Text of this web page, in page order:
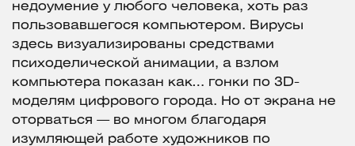
недоумение у любого человека, хоть раз
пользовавшегося компьютером. Вирусы
здесь визуализированы средствами
психоделической анимации, а взлом
компьютера показан как… гонки по 3D-
моделям цифрового города. Но от экрана не
оторваться — во многом благодаря
изумляющей работе художников по